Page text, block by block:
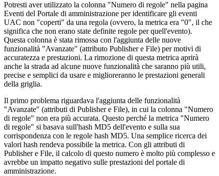
Potresti aver utilizzato la colonna "Numero di regole" nella pagina
Eventi del Portale di amministrazione per identificare gli eventi
UAC non "coperti" da una regola (ovvero, la metrica era "0", il che
significa che non erano state definite regole per quell'evento).
Questa colonna è stata rimossa con l'aggiunta delle nuove
funzionalità "Avanzate" (attributo Publisher e File) per motivi di
accuratezza e prestazioni. La rimozione di questa metrica aprirà
anche la strada ad alcune nuove funzionalità che saranno più utili,
precise e semplici da usare e miglioreranno le prestazioni generali
della griglia.
Il primo problema riguardava l'aggiunta delle funzionalità
"Avanzate" (attributi di Publisher e File), in cui la colonna "Numero
di regole" non era più accurata. Questo perché la metrica "Numero
di regole" si basava sull'hash MD5 dell'evento e sulla sua
corrispondenza con le regole hash MD5. Una semplice ricerca dei
valori hash rendeva possibile la metrica. Con gli attributi di
Publisher e File, il calcolo di questo numero è molto più complesso e
avrebbe un impatto negativo sulle prestazioni del portale di
amministrazione.